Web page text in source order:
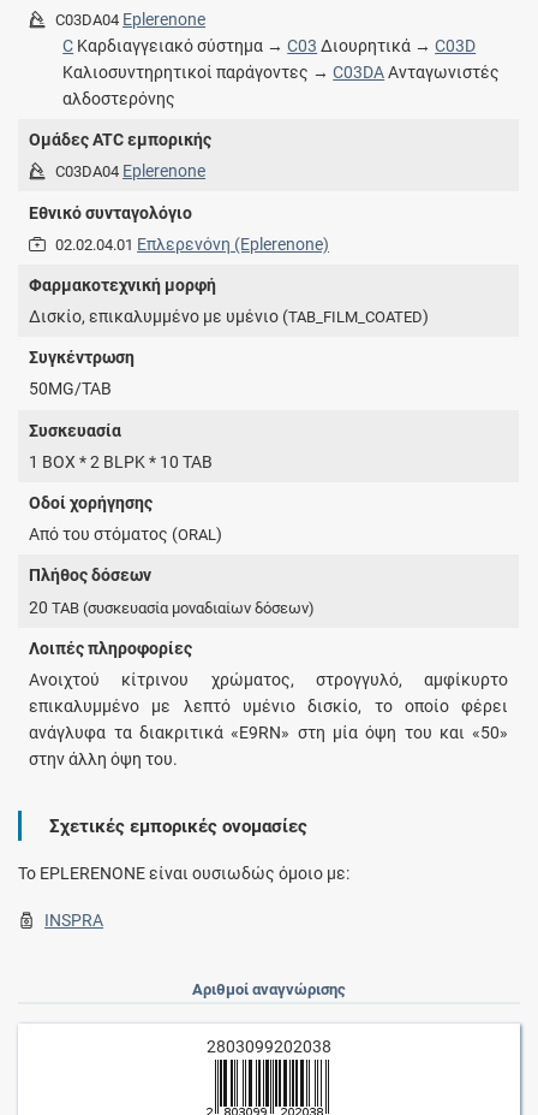
C03DA04 Eplerenone
C Καρδιαγγειακό σύστημα →C03 Διουρητικά →C03D
Καλιοσυντηρητικοί παράγοντες →C03DAΑνταγωνιστές
αλδοστερόνης
Ομάδες ATC εμπορικής
C03DA04 Eplerenone
Εθνικό συνταγολόγιο
02.02.04.01 Επλερενόνη (Eplerenone)
Φαρμακοτεχνική μορφή
Δισκίο, επικαλυμμένο με υμένιο (TAB_FILM_COATED)
Συγκέντρωση
50MG/TAB
Συσκευασία
1 BOX * 2 BLPK * 10 TAB
Οδοί χορήγησης
Από του στόματος (ORAL)
Πλήθος δόσεων
20TAB (συσκευασία μοναδιαίων δόσεων)
Λοιπές πληροφορίες
Ανοιχτού κίτρινου χρώματος, στρογγυλό, αμφίκυρτο
επικαλυμμένο με λεπτό υμένιο δισκίο, το οποίο φέρει
ανάγλυφα τα διακριτικά «E9RN» στη μία όψη του και «50»
στην άλλη όψη του.
Σχετικές εμπορικές ονομασίες
To EPLERENONE είναι ουσιωδώς όμοιο με:
INSPRA
Αριθμοί αναγνώρισης
2803099202038